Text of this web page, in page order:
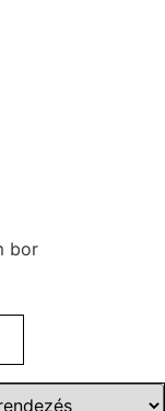
bor